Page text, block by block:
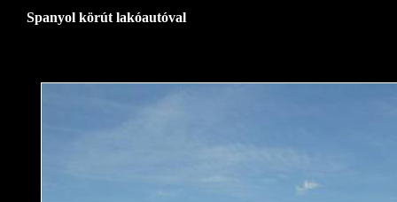
Spanyol körút lakóautóval